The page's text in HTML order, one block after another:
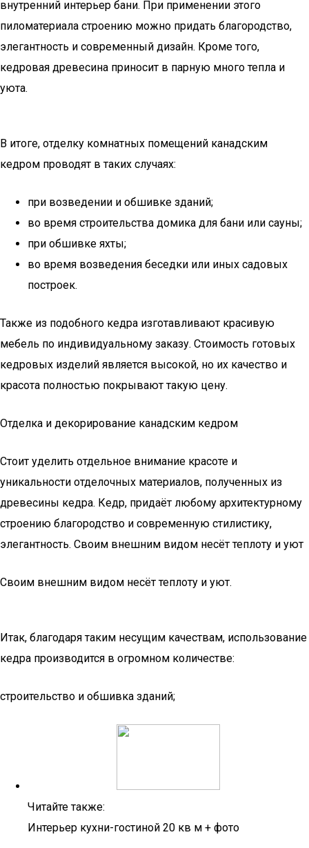
внутренний интерьер бани. При применении этого
пиломатериала строению можно придать благородство,
элегантность и современный дизайн. Кроме того,
кедровая древесина приносит в парную много тепла и
уюта.
В итоге, отделку комнатных помещений канадским
кедром проводят в таких случаях:
при возведении и обшивке зданий;
во время строительства домика для бани или сауны;
при обшивке яхты;
во время возведения беседки или иных садовых
построек.
Также из подобного кедра изготавливают красивую
мебель по индивидуальному заказу. Стоимость готовых
кедровых изделий является высокой, но их качество и
красота полностью покрывают такую цену.
Отделка и декорирование канадским кедром
Стоит уделить отдельное внимание красоте и
уникальности отделочных материалов, полученных из
древесины кедра. Кедр, придаёт любому архитектурному
строению благородство и современную стилистику,
элегантность. Своим внешним видом несёт теплоту и уют
Своим внешним видом несёт теплоту и уют.
Итак, благодаря таким несущим качествам, использование
кедра производится в огромном количестве:
строительство и обшивка зданий;
Читайте также:
Интерьер кухни-гостиной 20 кв м + фото